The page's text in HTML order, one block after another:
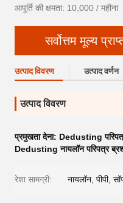
आपूर्ति की क्षमता: 10,000 / महीना
सर्वोत्तम मूल्य
उत्पाद विवरण उत्पाद वर्णन
उत्पाद विवरण
प्रमुखता देना: Dedusting
Dedusting नायलॉन परिपत्र
रेशा सामग्री: नायलॉन, पीपी,